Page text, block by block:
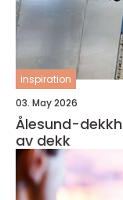
inspiration
03. May 2026
Ålesund-
av dekk